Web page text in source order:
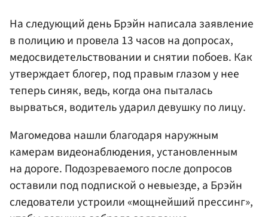
На следующий день Брэйн написала заявление
в полицию и провела 13 часов на допросах,
медосвидетельствовании и снятии побоев. Как
утверждает блогер, под правым глазом у нее
теперь синяк, ведь, когда она пыталась
вырваться, водитель ударил девушку по лицу.
Магомедова нашли благодаря наружным
камерам видеонаблюдения, установленным
на дороге. Подозреваемого после допросов
оставили под подпиской о невыезде, а Брэйн
следователи устроили «мощнейший прессинг»,